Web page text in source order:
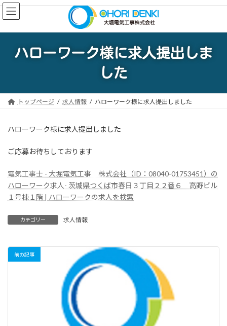
コ
ン
ン
プ
ナ
ビ
ー
動
ハローワーク様に求人提出しま
した
トップページ 求人情報 ハローワーク様に求人提出しました
ハローワーク様に求人提出しました
ご応募お待ちしております
電気工事士 - 大堀電気工事 株式会社（ID：08040-01753451）の
ハローワーク求人- 茨城県つくば市春日３丁目２２番６ 高野ビル
１号棟１階 | ハローワークの求人を検索
カテゴリー 求人情報
前の記事